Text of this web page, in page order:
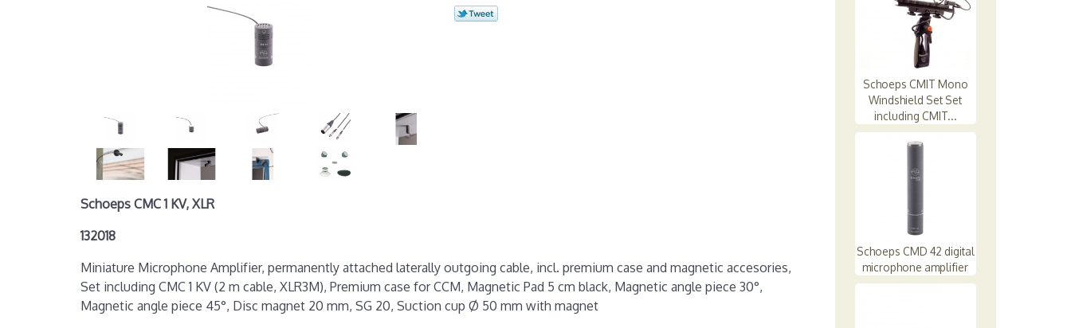
Schoeps CMC 1 KV, XLR
132018
Miniature Microphone Amplifier, permanently attached laterally outgoing cable, incl. premium case and magnetic accesories,
Set including CMC 1 KV (2 m cable, XLR3M), Premium case for CCM, Magnetic Pad 5 cm black, Magnetic angle piece 30°,
Magnetic angle piece 45°, Disc magnet 20 mm, SG 20, Suction cup Ø 50 mm with magnet
Schoeps CMIT Mono
Windshield Set Set
including CMIT...
Schoeps CMD 42 digital
microphone amplifier